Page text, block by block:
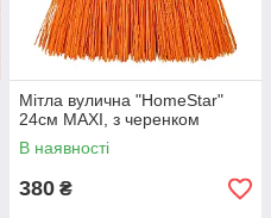
Мітла вулична "HomeStar"
24см MAXI, з черенком
В наявності
380 ₴